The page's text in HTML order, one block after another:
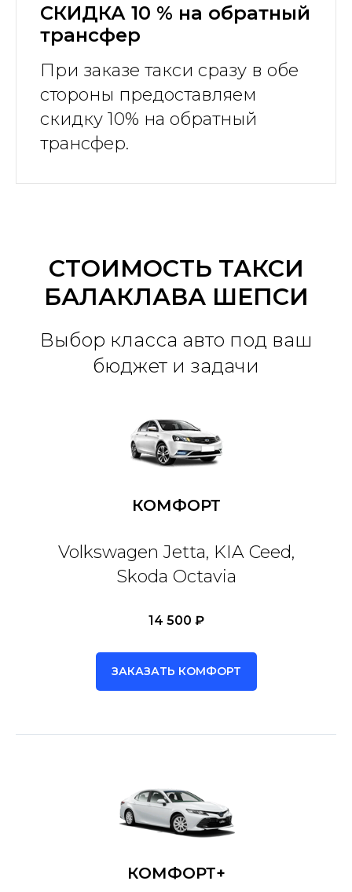
СКИДКА 10 % на обратный
трансфер
При заказе такси сразу в обе
стороны предоставляем
скидку 10% на обратный
трансфер.
СТОИМОСТЬ ТАКСИ
БАЛАКЛАВА ШЕПСИ
Выбор класса авто под ваш
бюджет и задачи
КОМФОРТ
Volkswagen Jetta, KIA Ceed,
Skoda Octavia
14 500 ₽
ЗАКАЗАТЬ КОМФОРТ
КОМФОРТ+